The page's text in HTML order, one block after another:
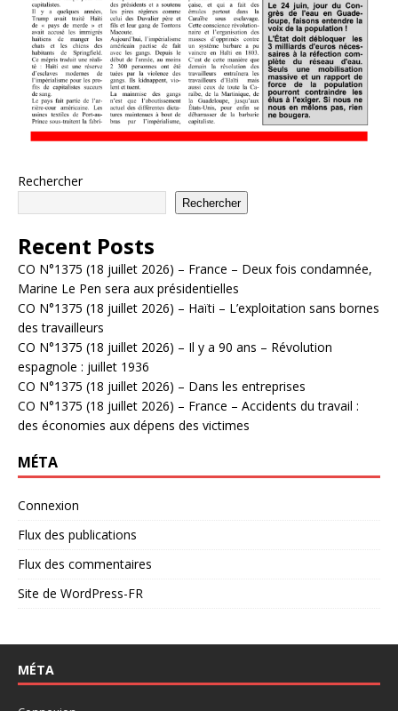
Rechercher
Rechercher
Recent Posts
CO N°1375 (18 juillet 2026) – France – Deux fois condamnée,
Marine Le Pen sera aux présidentielles
CO N°1375 (18 juillet 2026) – Haïti – L’exploitation sans bornes
des travailleurs
CO N°1375 (18 juillet 2026) – Il y a 90 ans – Révolution
espagnole : juillet 1936
CO N°1375 (18 juillet 2026) – Dans les entreprises
CO N°1375 (18 juillet 2026) – France – Accidents du travail :
des économies aux dépens des victimes
MÉTA
Connexion
Flux des publications
Flux des commentaires
Site de WordPress-FR
MÉTA